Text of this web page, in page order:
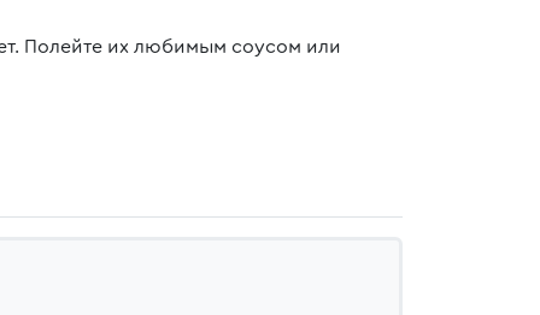
Полейте их любимым соусом или